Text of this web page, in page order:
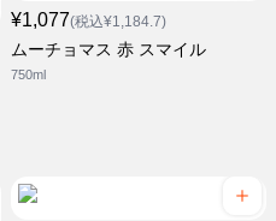
¥1,077(税込¥1,184.7)
ムーチョマス 赤 スマイル
750ml